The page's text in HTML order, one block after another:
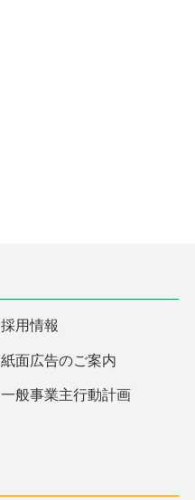
採用情報
紙面広告のご案内
一般事業主行動計画